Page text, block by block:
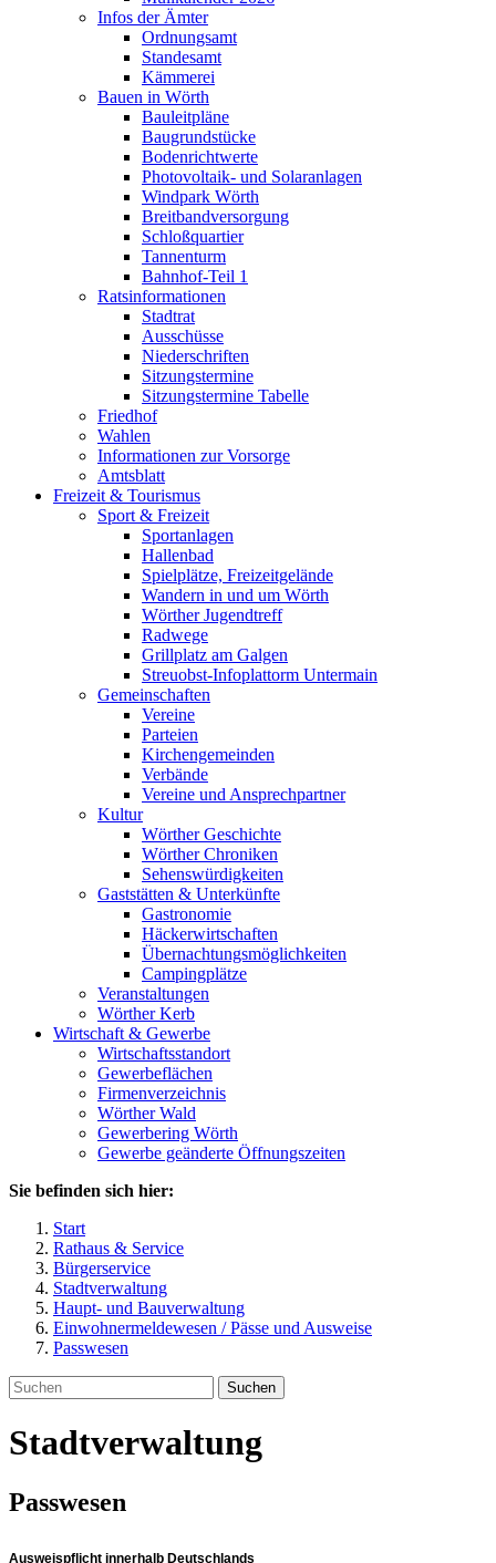
Infos der Ämter
Ordnungsamt
Standesamt
Kämmerei
Bauen in Wörth
Bauleitpläne
Baugrundstücke
Bodenrichtwerte
Photovoltaik- und Solaranlagen
Windpark Wörth
Breitbandversorgung
Schloßquartier
Tannenturm
Bahnhof-Teil 1
Ratsinformationen
Stadtrat
Ausschüsse
Niederschriften
Sitzungstermine
Sitzungstermine Tabelle
Friedhof
Wahlen
Informationen zur Vorsorge
Amtsblatt
Freizeit & Tourismus
Sport & Freizeit
Sportanlagen
Hallenbad
Spielplätze, Freizeitgelände
Wandern in und um Wörth
Wörther Jugendtreff
Radwege
Grillplatz am Galgen
Streuobst-Infoplattorm Untermain
Gemeinschaften
Vereine
Parteien
Kirchengemeinden
Verbände
Vereine und Ansprechpartner
Kultur
Wörther Geschichte
Wörther Chroniken
Sehenswürdigkeiten
Gaststätten & Unterkünfte
Gastronomie
Häckerwirtschaften
Übernachtungsmöglichkeiten
Campingplätze
Veranstaltungen
Wörther Kerb
Wirtschaft & Gewerbe
Wirtschaftsstandort
Gewerbeflächen
Firmenverzeichnis
Wörther Wald
Gewerbering Wörth
Gewerbe geänderte Öffnungszeiten
Sie befinden sich hier:
Start
Rathaus & Service
Bürgerservice
Stadtverwaltung
Haupt- und Bauverwaltung
Einwohnermeldewesen / Pässe und Ausweise
Passwesen
Suchen
Stadtverwaltung
Passwesen
Ausweispflicht innerhalb Deutschlands